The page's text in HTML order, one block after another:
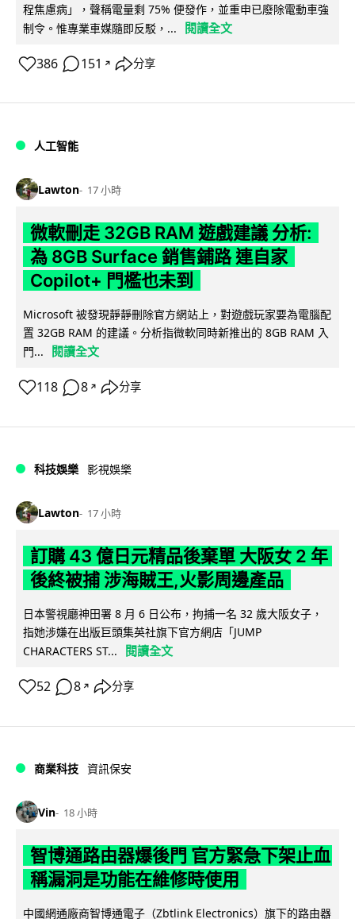
程焦慮病」，聲稱電量剩 75% 便發作，並重申已廢除電動車強
制令。惟專業車媒隨即反駁，...
閱讀全文
386 151 ↗ 分享
人工智能
Lawton 17 小時
微軟刪走 32GB RAM 遊戲建議 分析:
為 8GB Surface 銷售鋪路 連自家
Copilot+ 門檻也未到
Microsoft 被發現靜靜刪除官方網站上，對遊戲玩家要為電腦配
置 32GB RAM 的建議。分析指微軟同時新推出的 8GB RAM 入
門...
閱讀全文
118 8 ↗ 分享
科技娛樂 影視娛樂
Lawton 17 小時
訂購 43 億日元精品後棄單 大阪女 2 年
後終被捕 涉海賊王,火影周邊產品
日本警視廳神田署 8 月 6 日公布，拘捕一名 32 歲大阪女子，
指她涉嫌在出版巨頭集英社旗下官方網店「JUMP
CHARACTERS ST...
閱讀全文
52 8 ↗ 分享
商業科技 資訊保安
Vin 18 小時
智博通路由器爆後門 官方緊急下架止血
稱漏洞是功能在維修時使用
中國網通廠商智博通電子（Zbtlink Electronics）旗下的路由器